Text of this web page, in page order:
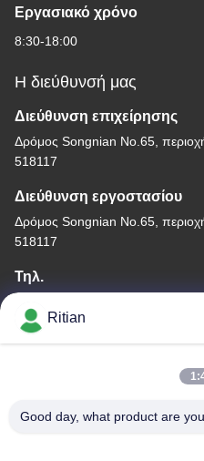
Εργασιακό χρόνο
8:30-18:00
Η διεύθυνσή μας
Διεύθυνση επιχείρησης
Δρόμος Songnian No.65,
518117
Διεύθυνση εργοστασίου
Δρόμος Songnian No.65,
518117
Τηλ.
Καλή ποιότητα της Κίνας
Ritian
Good day, what product are